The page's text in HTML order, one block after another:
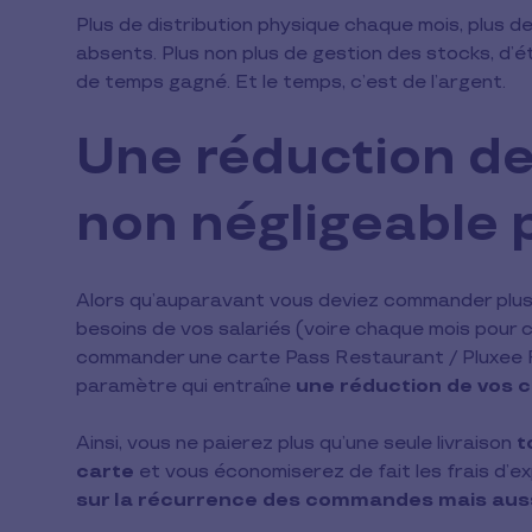
Plus de distribution physique chaque mois, plus
absents. Plus non plus de gestion des stocks,
de temps gagné. Et le temps, c’est de l’argent.
Une réduction
non négligeable
Alors qu’auparavant vous deviez commander
besoins de vos salariés (voire chaque mois
commander une carte Pass Restaurant /
paramètre qui entraîne une réduction de vos
Ainsi, vous ne paierez plus qu’une seule livraison
carte et vous économiserez de fait les frais
sur la récurrence des commandes mais